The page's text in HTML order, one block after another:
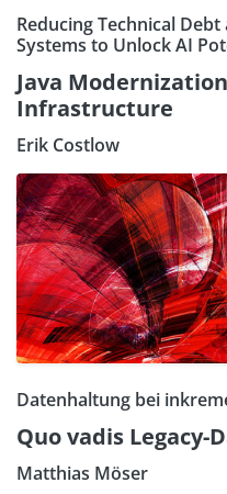
Reducing Technical
Systems to Unlock AI
Java
Infrastructure
Erik Costlow
Datenhaltung bei
Quo vadis Legacy-
Matthias Möser